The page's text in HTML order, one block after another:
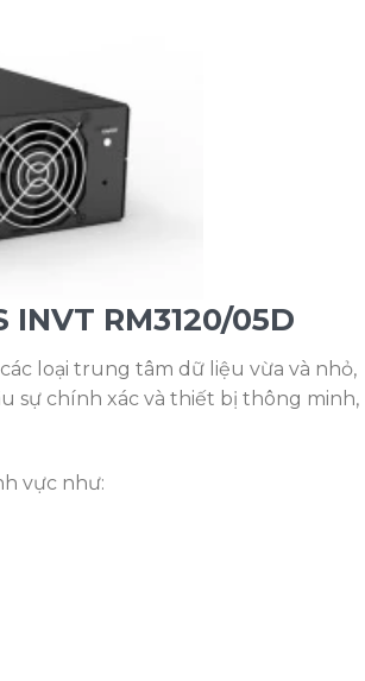
RM3120/05D
loại trung tâm dữ liệu vừa và nhỏ,
sự chính xác và thiết bị thông minh,
vực như: